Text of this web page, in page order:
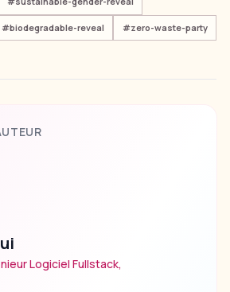
#biodegradable-reveal #zero-waste-party
Logiciel Fullstack,